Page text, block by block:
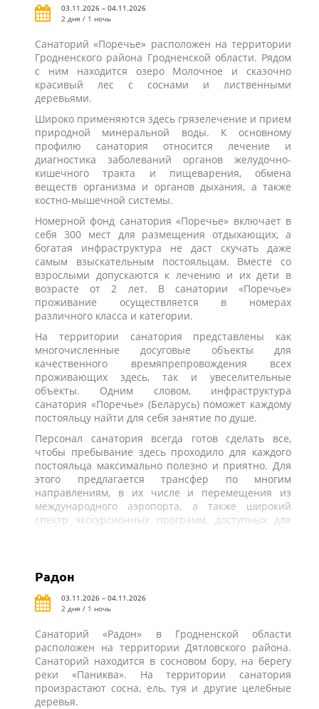
03.11.2026 – 04.11.2026
2 дня / 1 ночь
Санаторий «Поречье» расположен на территории
Гродненского района Гродненской области. Рядом
с ним находится озеро Молочное и сказочно
красивый лес с соснами и лиственными
деревьями.
Широко применяются здесь грязелечение и прием
природной минеральной воды. К основному
профилю санатория относится лечение и
диагностика заболеваний органов желудочно-
кишечного тракта и пищеварения, обмена
веществ организма и органов дыхания, а также
костно-мышечной системы.
Номерной фонд санатория «Поречье» включает в
себя 300 мест для размещения отдыхающих, а
богатая инфраструктура не даст скучать даже
самым взыскательным постояльцам. Вместе со
взрослыми допускаются к лечению и их дети в
возрасте от 2 лет. В санатории «Поречье»
проживание осуществляется в номерах
различного класса и категории.
На территории санатория представлены как
многочисленные досуговые объекты для
качественного времяпрепровождения всех
проживающих здесь, так и увеселительные
объекты. Одним словом, инфраструктура
санатория «Поречье» (Беларусь) поможет каждому
постояльцу найти для себя занятие по душе.
Персонал санатория всегда готов сделать все,
чтобы пребывание здесь проходило для каждого
постояльца максимально полезно и приятно. Для
этого предлагается трансфер по многим
направлениям, в их числе и перемещения из
международного аэропорта, а также широкий
спектр экскурсионных программ, доступных для
Радон
03.11.2026 – 04.11.2026
2 дня / 1 ночь
Санаторий «Радон» в Гродненской области
расположен на территории Дятловского района.
Санаторий находится в сосновом бору, на берегу
реки «Паниква». На территории санатория
произрастают сосна, ель, туя и другие целебные
деревья.